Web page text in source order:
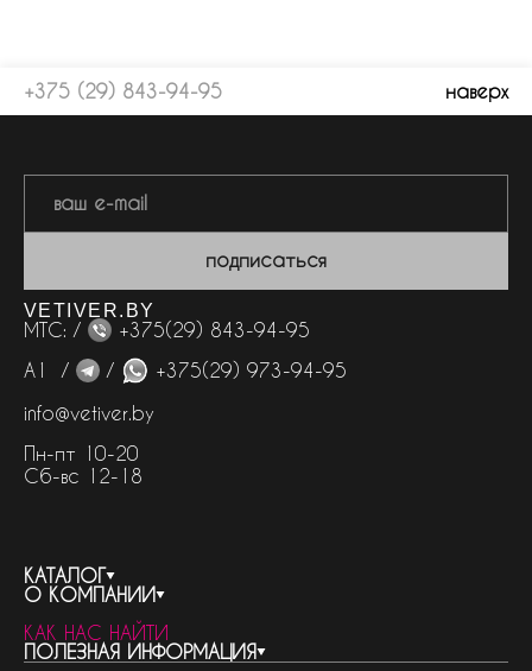
+375 (29) 843-94-95 наверх
подписаться
VETIVER.BY
МТС: /
+375(29) 843-94-95
А1 /
/
+375(29) 973-94-95
info@vetiver.by
Пн-пт 10-20
Сб-вс 12-18
КАТАЛОГ
весь каталог
бренды
женская парфюмерия
О КОМПАНИИ
контакты
о компании
КАК НАС НАЙТИ
ПОЛЕЗНАЯ ИНФОРМАЦИЯ